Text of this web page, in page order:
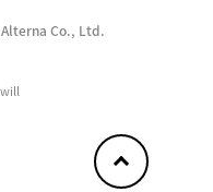
Co., Ltd.